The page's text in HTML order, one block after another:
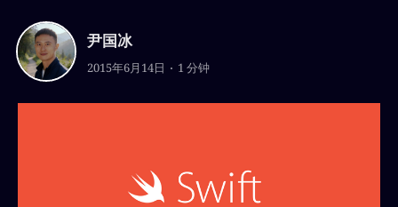
尹国冰
2015年6月14日 1 分钟